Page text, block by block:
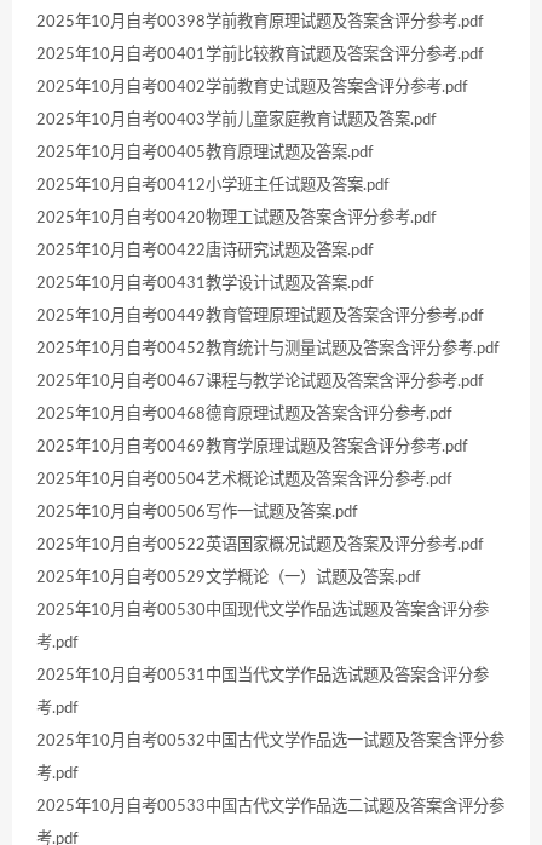
2025年10月自考00398学前教育原理试题及答案含评分参考.pdf
2025年10月自考00401学前比较教育试题及答案含评分参考.pdf
2025年10月自考00402学前教育史试题及答案含评分参考.pdf
2025年10月自考00403学前儿童家庭教育试题及答案.pdf
2025年10月自考00405教育原理试题及答案.pdf
2025年10月自考00412小学班主任试题及答案.pdf
2025年10月自考00420物理工试题及答案含评分参考.pdf
2025年10月自考00422唐诗研究试题及答案.pdf
2025年10月自考00431教学设计试题及答案.pdf
2025年10月自考00449教育管理原理试题及答案含评分参考.pdf
2025年10月自考00452教育统计与测量试题及答案含评分参考.pdf
2025年10月自考00467课程与教学论试题及答案含评分参考.pdf
2025年10月自考00468德育原理试题及答案含评分参考.pdf
2025年10月自考00469教育学原理试题及答案含评分参考.pdf
2025年10月自考00504艺术概论试题及答案含评分参考.pdf
2025年10月自考00506写作一试题及答案.pdf
2025年10月自考00522英语国家概况试题及答案及评分参考.pdf
2025年10月自考00529文学概论（一）试题及答案.pdf
2025年10月自考00530中国现代文学作品选试题及答案含评分参
考.pdf
2025年10月自考00531中国当代文学作品选试题及答案含评分参
考.pdf
2025年10月自考00532中国古代文学作品选一试题及答案含评分参
考.pdf
2025年10月自考00533中国古代文学作品选二试题及答案含评分参
考.pdf